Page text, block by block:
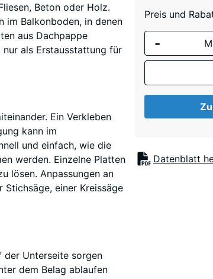
Beton oder Holz.
im Balkonboden, in denen
aus Dachpappe
als Erstausstattung für
Ein Verkleben
kann im
und einfach, wie die
werden. Einzelne Platten
lösen. Anpassungen an
einer Kreissäge
der Unterseite sorgen
dem Belag ablaufen
Preis und
-
Datenblatt